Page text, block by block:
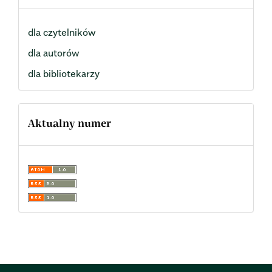
dla czytelników
dla autorów
dla bibliotekarzy
Aktualny numer